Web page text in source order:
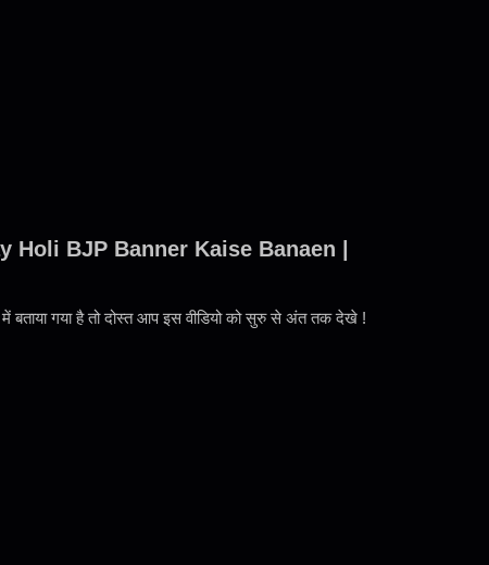
Holi BJP Banner Kaise Banaen |
में बताया गया है तो दोस्त आप इस वीडियो को सुरु से अंत तक देखे !